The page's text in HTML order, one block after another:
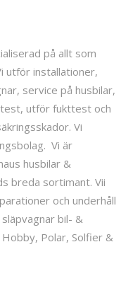
på allt som
utför installationer,
service på husbilar,
utför fukttest och
Vi
Vi är
husbilar &
breda sortimant. Vii
och underhåll
bil- &
Polar, Solfier &